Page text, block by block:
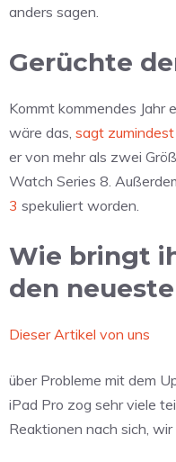
anders sagen.
Gerüchte
Kommt kommendes Jahr
wäre das, sagt zumindest
er von mehr als zwei
Watch Series 8.
3 spekuliert worden.
Wie bringt
den
Dieser Artikel von uns
über Probleme mit dem
iPad Pro zog sehr viele
Reaktionen nach sich,